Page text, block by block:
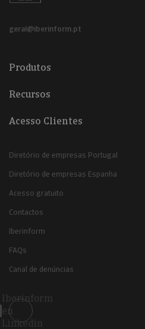
geral@iberinform.pt
Produtos
Recursos
Acesso Clientes
Diretório de empresas Portugal
Diretório de empresas Espanha
Acesso gratuito
Contactos
Iberinform
FAQs
Canal de denúncias
Iberinform
en
Linkedin